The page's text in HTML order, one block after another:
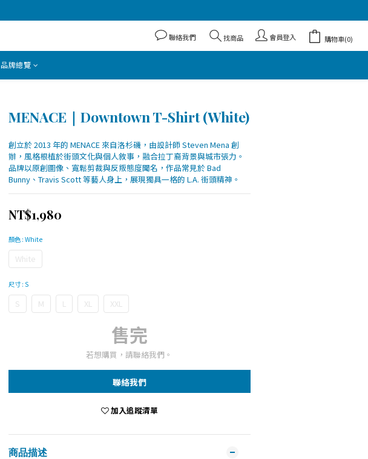
聯絡我們 找商品 會員登入 購物車(0)
品牌總覽
MENACE｜Downtown T-Shirt (White)
創立於 2013 年的 MENACE 來自洛杉磯，由設計師 Steven Mena 創
辦，風格根植於街頭文化與個人敘事，融合拉丁裔背景與城市張力。
品牌以原創圖像、寬鬆剪裁與反叛態度聞名，作品常見於 Bad
Bunny、Travis Scott 等藝人身上，展現獨具一格的 L.A. 街頭精神。
NT$1,980
顏色 : White
White
尺寸: S
S M L XL XXL
售完
若想購買，請聯絡我們。
聯絡我們
加入追蹤清單
商品描述